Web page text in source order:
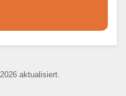
ist nicht
aktualisiert.